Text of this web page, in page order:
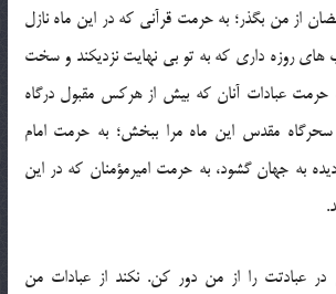
از من بگذر؛ به حرمت قرآنی که در این ماه نازل
روزه داری که به تو بی نهایت نزدیکند و سخت
عبادات آنان که بیش از هرکس مقبول درگاه
سحرگاه مقدس این ماه مرا ببخش؛ به حرمت امام
به جهان گشود، به حرمت امیرمؤمنان که در این
عبادتت را از من دور کن. نکند از عبادات من